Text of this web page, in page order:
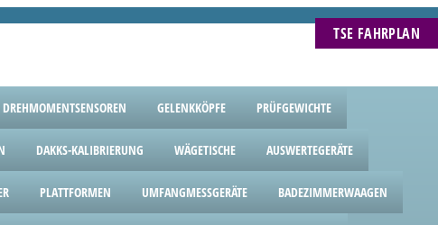
TSE FAHRPLAN
DREHMOMENTSENSOREN GELENKKÖPFE PRÜFGEWICHTE
DAKKS-KALIBRIERUNG WÄGETISCHE AUSWERTEGERÄTE
PLATTFORMEN UMFANGMESSGERÄTE BADEZIMMERWAAGEN